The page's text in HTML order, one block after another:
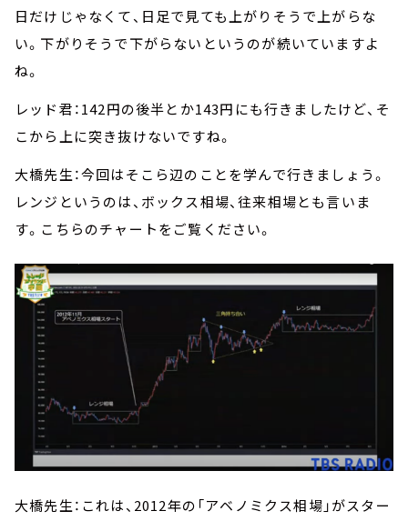
日だけじゃなくて、日足で見ても上がりそうで上がらな
い。下がりそうで下がらないというのが続いていますよ
ね。
レッド君：142円の後半とか143円にも行きましたけど、そ
こから上に突き抜けないですね。
大橋先生：今回はそこら辺のことを学んで行きましょう。
レンジというのは、ボックス相場、往来相場とも言いま
す。こちらのチャートをご覧ください。
大橋先生：これは、2012年の「アベノミクス相場」がスター